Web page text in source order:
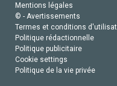
Mentions légales
© - Avertissements
Termes et conditions
Politique rédactionnelle
Politique publicitaire
Cookie settings
Politique de la vie privée